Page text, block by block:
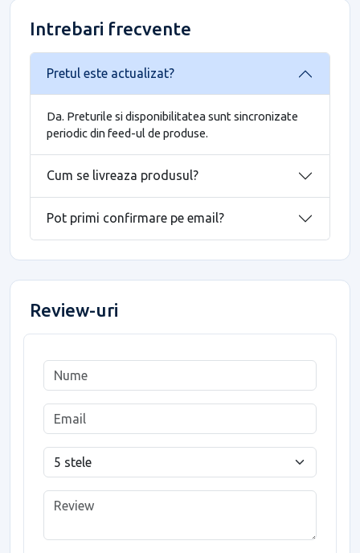
Intrebari frecvente
Pretul este actualizat?
Da. Preturile si disponibilitatea sunt sincronizate
periodic din feed-ul de produse.
Cum se livreaza produsul?
Pot primi confirmare pe email?
Review-uri